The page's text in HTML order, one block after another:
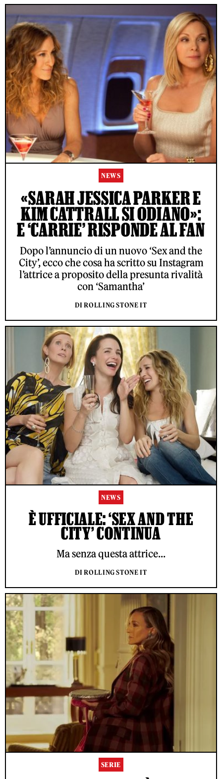
NEWS
«SARAH JESSICA PARKER E
KIM CATTRALL SI ODIANO»:
E ‘CARRIE’ RISPONDE AL FAN
Dopo l’annuncio di un nuovo ‘Sex and the
City’, ecco che cosa ha scritto su Instagram
l’attrice a proposito della presunta rivalità
con ‘Samantha’
DI ROLLING STONE IT
NEWS
È UFFICIALE: ‘SEX AND THE
CITY’ CONTINUA
Ma senza questa attrice...
DI ROLLING STONE IT
SERIE